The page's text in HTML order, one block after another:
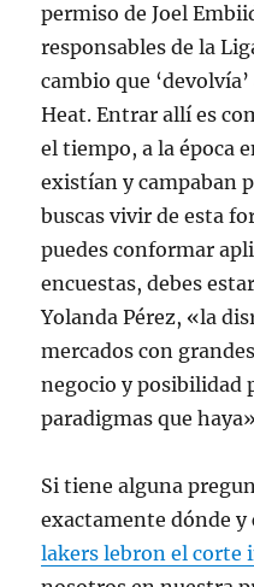
permiso de Joel
responsables de la
cambio que
Heat. Entrar allí es
el tiempo, a la época
existían y campaban
buscas vivir de esta
puedes conformar
encuestas, debes
Yolanda Pérez, «la
mercados con
negocio y posibilidad
paradigmas que
Si tiene alguna
exactamente dónde
lakers lebron el corte